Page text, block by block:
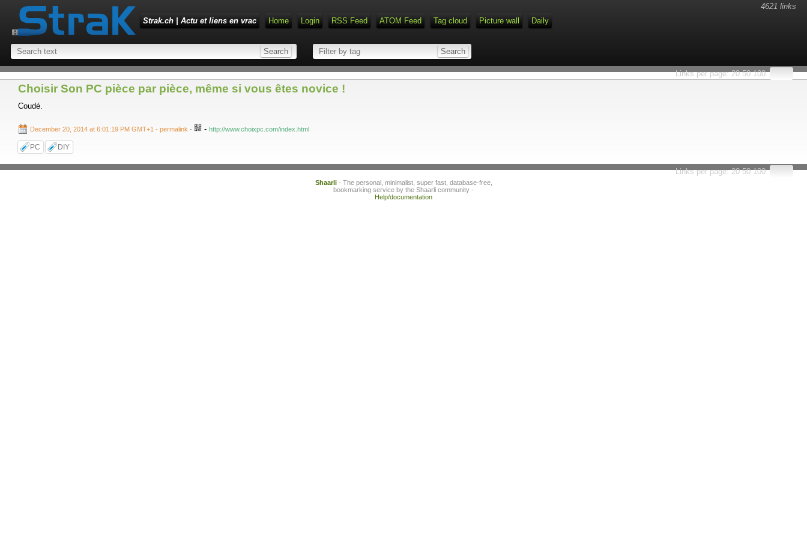
4621 links
Strak.ch | Actu et liens en vrac
Home Login RSS Feed ATOM Feed Tag cloud Picture wall Daily
Links per page:20 50 100
Choisir Son PC pièce par pièce, même si vous êtes novice !
Coudé.
December 20, 2014 at 6:01:19 PM GMT+1 - permalink - - http://www.choixpc.com/index.html
PC DIY
Links per page:20 50 100
Shaarli- The personal, minimalist, super fast, database-free,
bookmarking service by the Shaarli community -
Help/documentation